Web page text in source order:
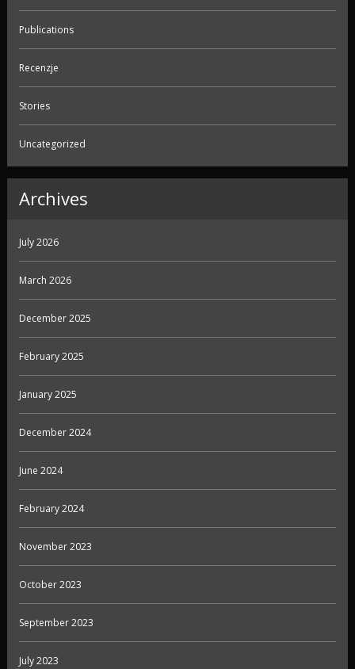
Publications
Recenzje
Stories
Uncategorized
Archives
July 2026
March 2026
December 2025
February 2025
January 2025
December 2024
June 2024
February 2024
November 2023
October 2023
September 2023
July 2023